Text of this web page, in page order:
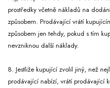
prostředky včetně nákladů na
způsobem. Prodávající vrátí
způsobem jen tehdy, pokud s tím
nevzniknou další náklady.
8. Jestliže kupující zvolil jiný, než
prodávající nabízí, vrátí prodávající